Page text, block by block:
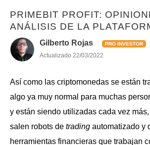
PRIMEBIT PROFIT:
ANÁLISIS DE LA
Gilberto Rojas PRO INVESTOR
Actualizado 22/03/2022
Así como las criptomonedas se están
algo ya muy normal para muchas
y están siendo utilizadas cada vez
salen robots de trading automatizado y
herramientas financieras que trabajan